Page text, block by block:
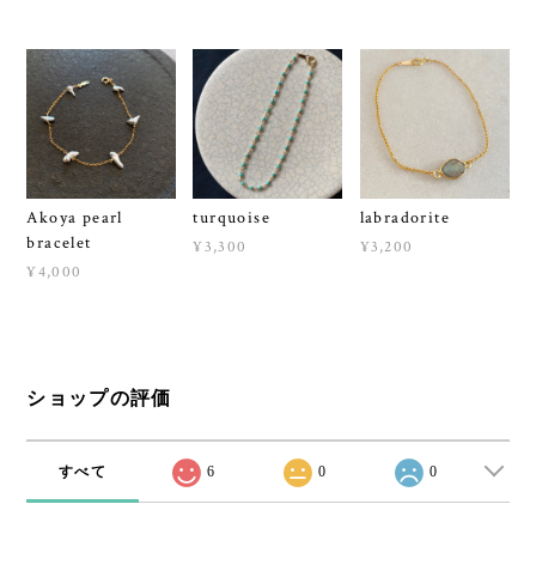
Akoya pearl
bracelet
¥4,000
turquoise
¥3,300
labradorite
¥3,200
ショップの評価
すべて 6 0 0